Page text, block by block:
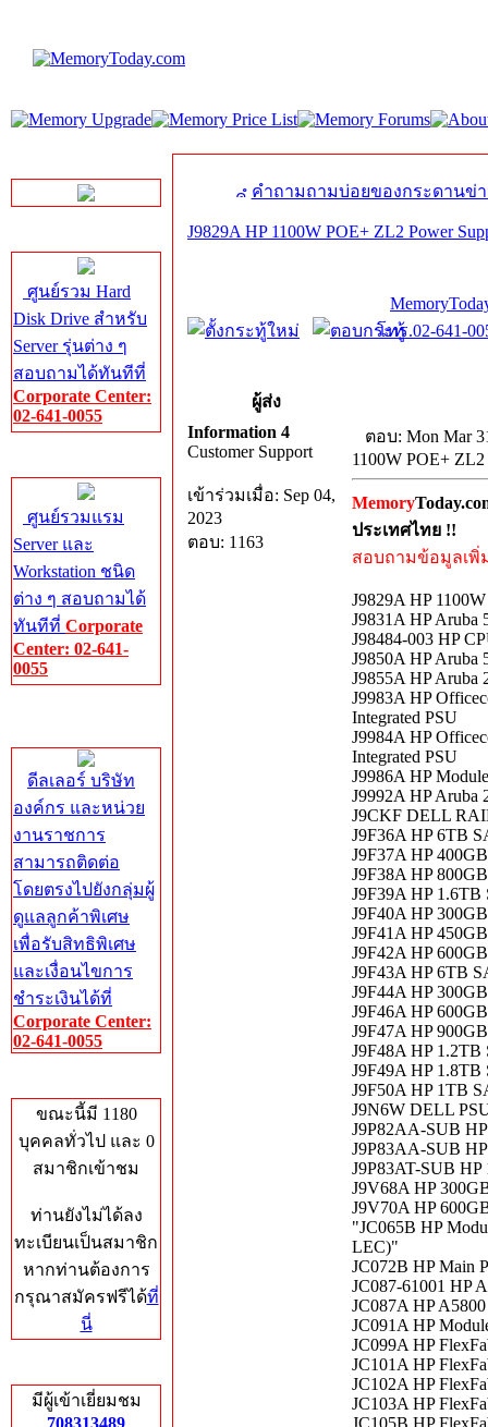
ศูนย์รวม Hard
Disk Drive สำหรับ
Server รุ่นต่าง ๆ
สอบถามได้ทันทีที่
Corporate Center:
02-641-0055
ศูนย์รวมแรม
Server และ
Workstation ชนิด
ต่าง ๆ สอบถามได้
ทันทีที่ Corporate
Center: 02-641-
0055
ดีลเลอร์ บริษัท
องค์กร และหน่วย
งานราชการ
สามารถติดต่อ
โดยตรงไปยังกลุ่มผู้
ดูแลลูกค้าพิเศษ
เพื่อรับสิทธิพิเศษ
และเงื่อนไขการ
ชำระเงินได้ที่
Corporate Center:
02-641-0055
ขณะนี้มี 1180
บุคคลทั่วไป และ 0
สมาชิกเข้าชม
ท่านยังไม่ได้ลง
ทะเบียนเป็นสมาชิก
หากท่านต้องการ
กรุณาสมัครฟรีได้ที่
นี่
มีผู้เข้าเยี่ยมชม
708313489
คำถามถามบ่อยของกระดานข่
J9829A HP 1100W POE+ ZL2 Power
โทร.02-641-
ผู้ส่ง
Information 4
Customer Support
เข้าร่วมเมื่อ: Sep 04,
2023
ตอบ: 1163
ตอบ: Mon Mar
1100W POE+
Memory
ประเทศไทย !!
สอบถามข้อมูลเพิ่
J9829A HP
J9831A HP Aruba
J98484-003 HP
J9850A HP Aruba
J9855A HP Aruba
J9983A HP
Integrated PSU
J9984A HP
Integrated PSU
J9986A HP
J9992A HP Aruba
J9CKF DELL
J9F36A HP 6TB
J9F37A HP
J9F38A HP
J9F39A HP 1.6TB
J9F40A HP
J9F41A HP
J9F42A HP
J9F43A HP 6TB
J9F44A HP
J9F46A HP
J9F47A HP
J9F48A HP
J9F49A HP
J9F50A HP 1TB
J9N6W DELL
J9P82AA-SUB
J9P83AA-SUB
J9P83AT-SUB
J9V68A HP
J9V70A HP
"JC065B HP
LEC)"
JC072B HP Main
JC087-61001 HP
JC087A HP
JC091A HP
JC099A HP
JC101A HP
JC102A HP
JC103A HP
JC105B HP